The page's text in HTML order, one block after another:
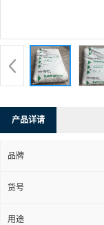
产品详请
品牌
货号
用途